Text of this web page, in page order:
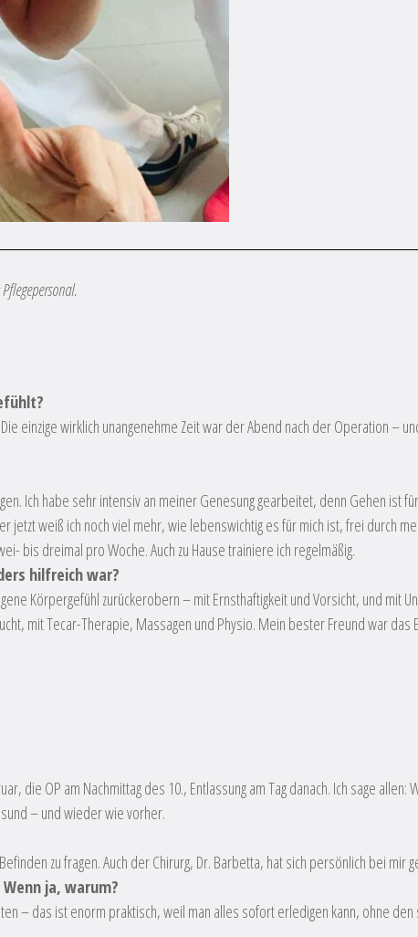
einzige wirklich unangenehme Zeit war der Abend nach der Operation –
Ich habe sehr intensiv an meiner Genesung gearbeitet, denn Gehen ist
weiß ich noch viel mehr, wie lebenswichtig es für mich ist, frei durch
bis dreimal pro Woche. Auch zu Hause trainiere ich regelmäßig.
hilfreich war?
Körpergefühl zurückerobern – mit Ernsthaftigkeit und Vorsicht, und mit
mit Tecar-Therapie, Massagen und Physio. Mein bester Freund war das
die OP am Nachmittag des 10., Entlassung am Tag danach. Ich sage
– und wieder wie vorher.
zu fragen. Auch der Chirurg, Dr. Barbetta, hat sich persönlich bei mir
ja, warum?
– das ist enorm praktisch, weil man alles sofort erledigen kann, ohne den